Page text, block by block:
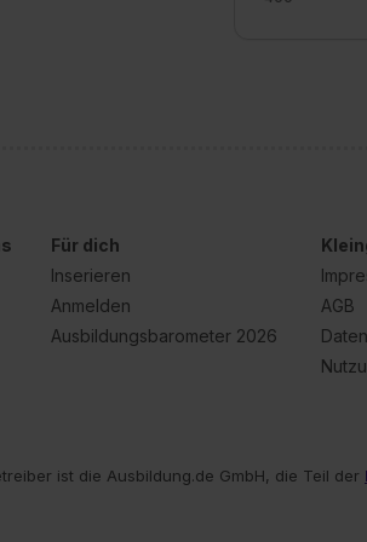
Für dich
Inserieren
Anmelden
Ausbildungsbarometer 2026
AGB
ist die Ausbildung.de GmbH, die Teil der